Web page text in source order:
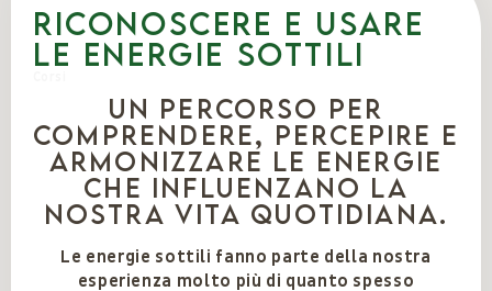
Riconoscere e usare
le energie sottili
Un percorso per
comprendere, percepire e
armonizzare le energie
che influenzano la
nostra vita quotidiana.
Le energie sottili fanno parte della nostra
esperienza molto più di quanto spesso